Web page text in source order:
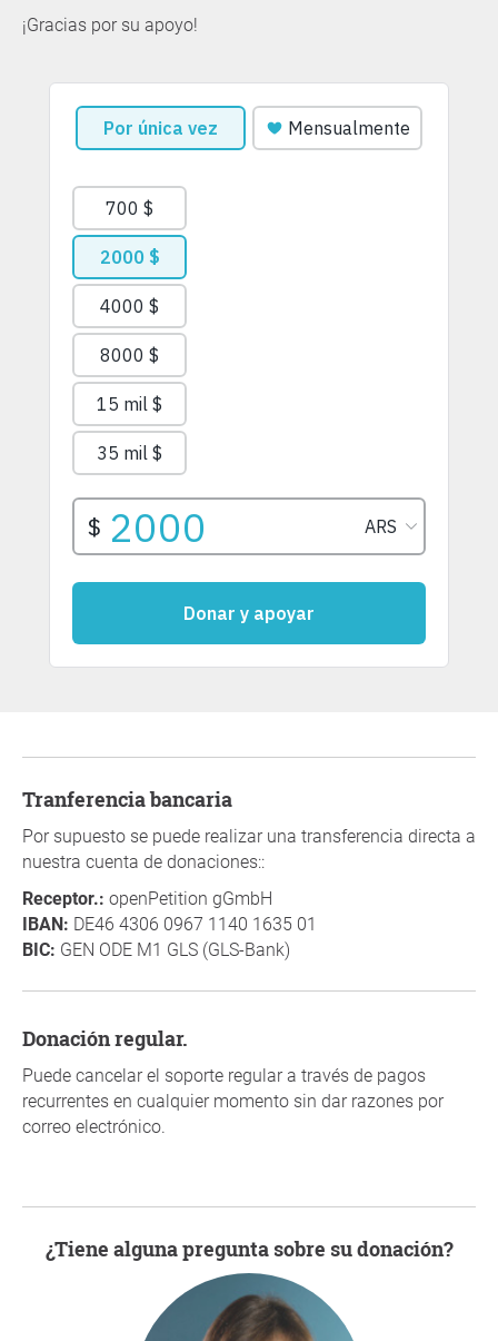
¡Gracias por su apoyo!
Tranferencia bancaria
Por supuesto se puede realizar una transferencia directa a
nuestra cuenta de donaciones::
Receptor.: openPetition gGmbH
IBAN: DE46 4306 0967 1140 1635 01
BIC: GEN ODE M1 GLS (GLS-Bank)
Donación regular.
Puede cancelar el soporte regular a través de pagos
recurrentes en cualquier momento sin dar razones por
correo electrónico.
¿Tiene alguna pregunta sobre su donación?